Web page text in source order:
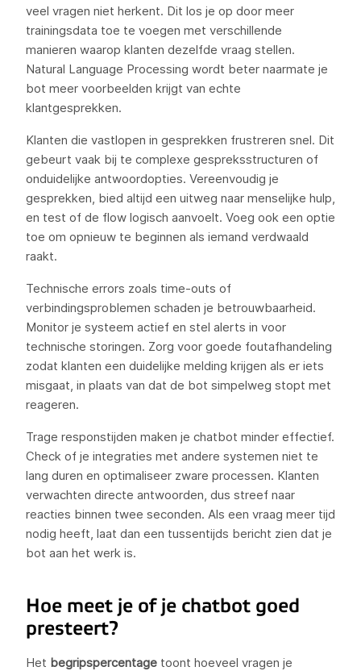
veel vragen niet herkent. Dit los je op door meer
trainingsdata toe te voegen met verschillende
manieren waarop klanten dezelfde vraag stellen.
Natural Language Processing wordt beter naarmate je
bot meer voorbeelden krijgt van echte
klantgesprekken.
Klanten die vastlopen in gesprekken frustreren snel. Dit
gebeurt vaak bij te complexe gespreksstructuren of
onduidelijke antwoordopties. Vereenvoudig je
gesprekken, bied altijd een uitweg naar menselijke hulp,
en test of de flow logisch aanvoelt. Voeg ook een optie
toe om opnieuw te beginnen als iemand verdwaald
raakt.
Technische errors zoals time-outs of
verbindingsproblemen schaden je betrouwbaarheid.
Monitor je systeem actief en stel alerts in voor
technische storingen. Zorg voor goede foutafhandeling
zodat klanten een duidelijke melding krijgen als er iets
misgaat, in plaats van dat de bot simpelweg stopt met
reageren.
Trage responstijden maken je chatbot minder effectief.
Check of je integraties met andere systemen niet te
lang duren en optimaliseer zware processen. Klanten
verwachten directe antwoorden, dus streef naar
reacties binnen twee seconden. Als een vraag meer tijd
nodig heeft, laat dan een tussentijds bericht zien dat je
bot aan het werk is.
Hoe meet je of je chatbot goed
presteert?
Het begripspercentage toont hoeveel vragen je